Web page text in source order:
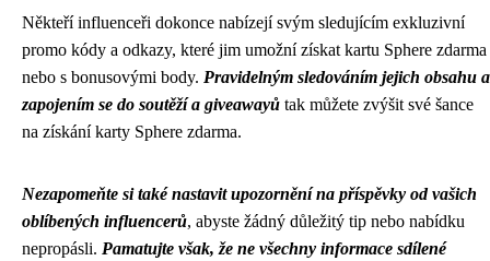
Někteří influenceři dokonce nabízejí svým sledujícím exkluzivní
promo kódy a odkazy, které jim umožní získat kartu Sphere zdarma
nebo s bonusovými body. Pravidelným sledováním jejich obsahu a
zapojením se do soutěží a giveawayů tak můžete zvýšit své šance
na získání karty Sphere zdarma.
Nezapomeňte si také nastavit upozornění na příspěvky od vašich
oblíbených influencerů, abyste žádný důležitý tip nebo nabídku
nepropásli. Pamatujte však, že ne všechny informace sdílené